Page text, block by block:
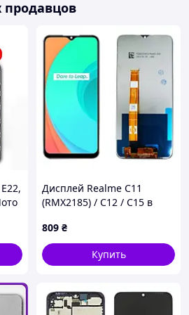
продавцов
Дисплей Realme C11
(RMX2185) / C12 / C15 в
Original PRC
809 ₴
Купить